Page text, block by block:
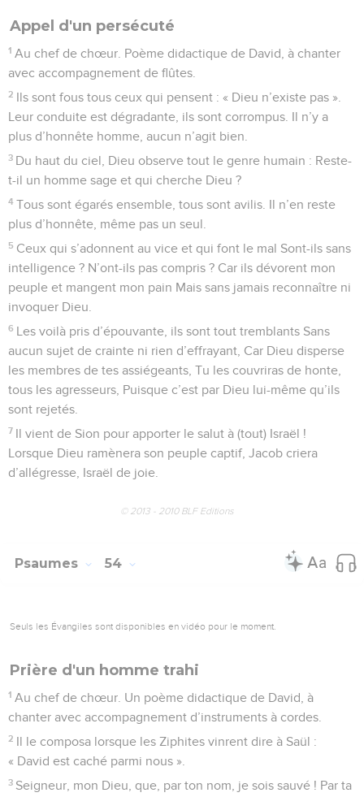
Appel d'un persécuté
1 Au chef de chœur. Poème didactique de David, à chanter
avec accompagnement de flûtes.
2 Ils sont fous tous ceux qui pensent : « Dieu n’existe pas ».
Leur conduite est dégradante, ils sont corrompus. Il n’y a
plus d’honnête homme, aucun n’agit bien.
3 Du haut du ciel, Dieu observe tout le genre humain : Reste-
t-il un homme sage et qui cherche Dieu ?
4 Tous sont égarés ensemble, tous sont avilis. Il n’en reste
plus d’honnête, même pas un seul.
5 Ceux qui s’adonnent au vice et qui font le mal Sont-ils sans
intelligence ? N’ont-ils pas compris ? Car ils dévorent mon
peuple et mangent mon pain Mais sans jamais reconnaître ni
invoquer Dieu.
6 Les voilà pris d’épouvante, ils sont tout tremblants Sans
aucun sujet de crainte ni rien d’effrayant, Car Dieu disperse
les membres de tes assiégeants, Tu les couvriras de honte,
tous les agresseurs, Puisque c’est par Dieu lui-même qu’ils
sont rejetés.
7 Il vient de Sion pour apporter le salut à (tout) Israël !
Lorsque Dieu ramènera son peuple captif, Jacob criera
d’allégresse, Israël de joie.
© 2013 - 2010 BLF Editions
Psaumes 54
Seuls les Évangiles sont disponibles en vidéo pour le moment.
Prière d'un homme trahi
1 Au chef de chœur. Un poème didactique de David, à
chanter avec accompagnement d’instruments à cordes.
2 Il le composa lorsque les Ziphites vinrent dire à Saül :
« David est caché parmi nous ».
3 Seigneur, mon Dieu, que, par ton nom, je sois sauvé ! Par ta